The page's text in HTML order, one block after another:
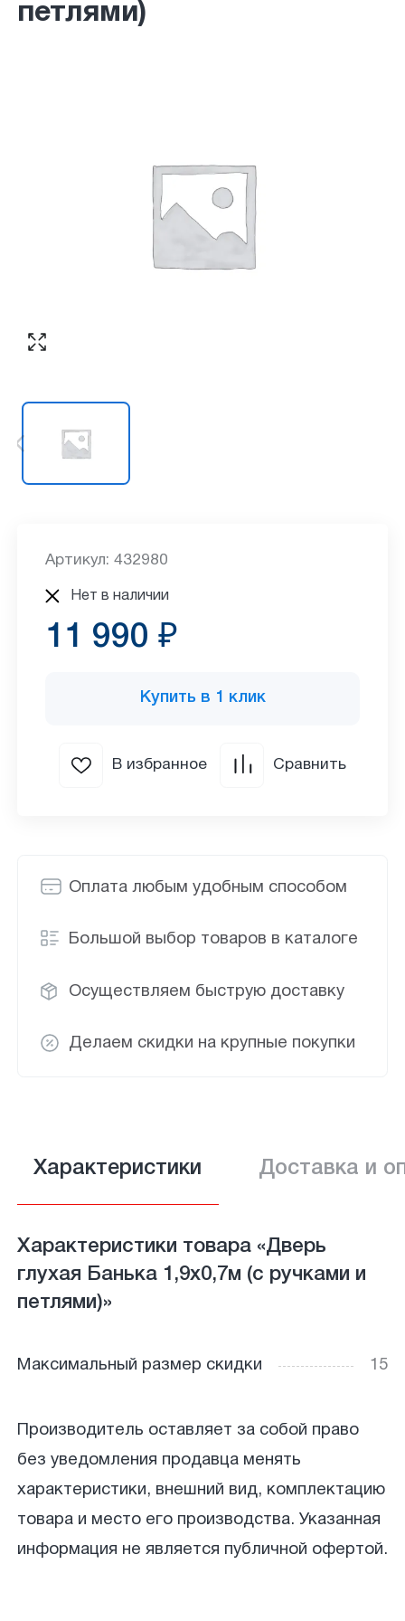
петлями)
Оплата любым удобным способом
Большой выбор товаров в каталоге
Осуществляем быструю доставку
Делаем скидки на крупные покупки
Артикул: 432980
Нет в наличии
11 990 ₽
Купить в 1 клик
В избранное Сравнить
Характеристики Доставка и
Характеристики товара «Дверь
глухая Банька 1,9х0,7м (с ручками и
петлями)»
Максимальный размер скидки 15
Производитель оставляет за собой право
без уведомления продавца менять
характеристики, внешний вид, комплектацию
товара и место его производства. Указанная
информация не является публичной офертой.
Согласен с обработкой персональных
данных в соответствии с политикой
конфиденциальности